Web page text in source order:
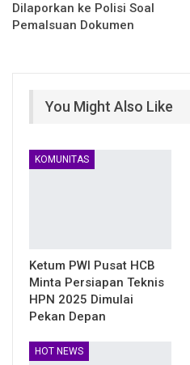
Dilaporkan ke Polisi Soal
Pemalsuan Dokumen
You Might Also Like
KOMUNITAS
Ketum PWI Pusat HCB
Minta Persiapan Teknis
HPN 2025 Dimulai
Pekan Depan
HOT NEWS